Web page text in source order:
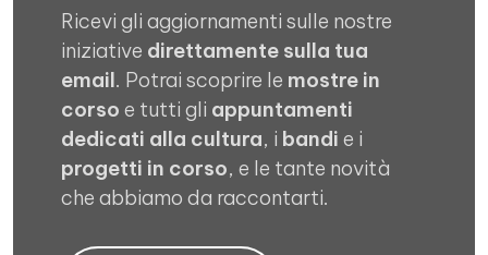
Ricevi gli aggiornamenti sulle nostre
iniziative direttamente sulla tua
email. Potrai scoprire le mostre in
corso e tutti gli appuntamenti
dedicati alla cultura, i bandi e i
progetti in corso, e le tante novità
che abbiamo da raccontarti.